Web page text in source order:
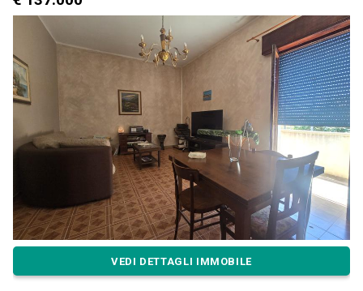
VEDI DETTAGLI IMMOBILE